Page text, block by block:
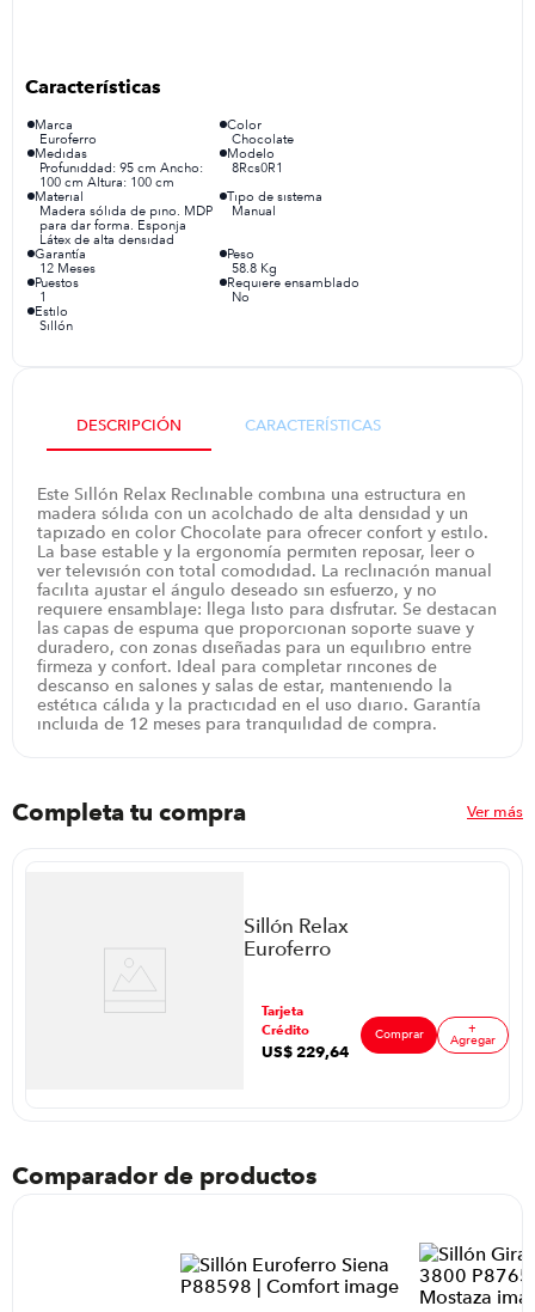
Marca
Euroferro
Color
Chocolate
Medidas
Profuniddad: 95 cm Ancho:
100 cm Altura: 100 cm
Modelo
8Rcs0R1
Material
Madera sólida de pino. MDP
para dar forma. Esponja
Látex de alta densidad
Tipo de sistema
Manual
Garantía
12 Meses
Peso
58.8 Kg
Puestos
1
Requiere ensamblado
No
Estilo
Sillón
DESCRIPCIÓN CARACTERÍSTICAS
Este Sillón Relax Reclinable combina una estructura en
madera sólida con un acolchado de alta densidad y un
tapizado en color Chocolate para ofrecer confort y estilo.
La base estable y la ergonomía permiten reposar, leer o
ver televisión con total comodidad. La reclinación manual
facilita ajustar el ángulo deseado sin esfuerzo, y no
requiere ensamblaje: llega listo para disfrutar. Se destacan
las capas de espuma que proporcionan soporte suave y
duradero, con zonas diseñadas para un equilibrio entre
firmeza y confort. Ideal para completar rincones de
descanso en salones y salas de estar, manteniendo la
estética cálida y la practicidad en el uso diario. Garantía
incluida de 12 meses para tranquilidad de compra.
Completa tu compra Ver más
Sillón Relax
Euroferro
Chocolate
Tarjeta
Crédito
US$ 229,64
Comprar +
Agregar
Comparador de productos